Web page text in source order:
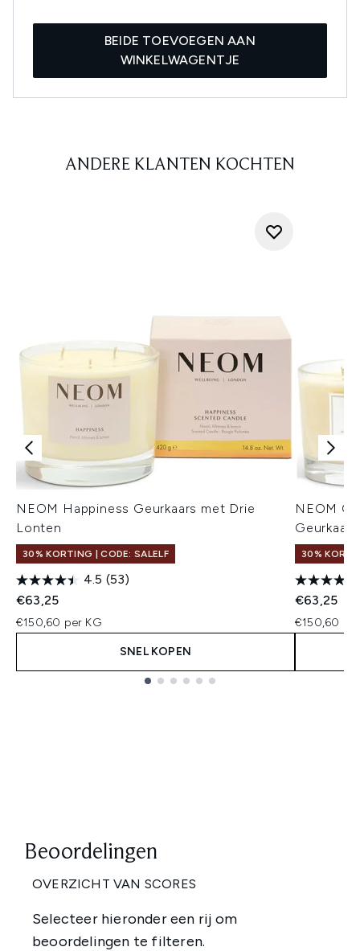
BEIDE TOEVOEGEN AAN
WINKELWAGENTJE
ANDERE KLANTEN KOCHTEN
NEOM Happiness Geurkaars met Drie
Lonten
30% KORTING | CODE: SALELF
4.5 (53)
€63,25
€150,60 per KG
SNEL KOPEN
NEOM
Geurkaars
30%
€63,25
€150,60